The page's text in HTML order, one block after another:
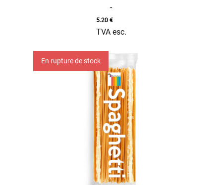
-
5.20 €
TVA esc.
En rupture de stock